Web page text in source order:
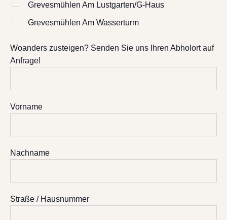
Grevesmühlen Am Lustgarten/G-Haus
Grevesmühlen Am Wasserturm
Woanders zusteigen? Senden Sie uns Ihren Abholort auf
Anfrage!
Vorname
Nachname
Straße / Hausnummer